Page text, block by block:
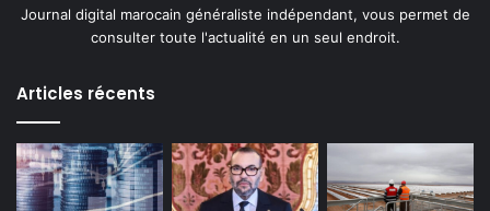
Journal digital marocain généraliste indépendant, vous permet de
consulter toute l'actualité en un seul endroit.
Articles récents